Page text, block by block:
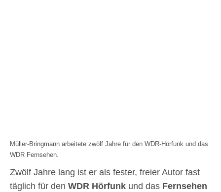
Müller-Bringmann arbeitete zwölf Jahre für den WDR-Hörfunk und das
WDR Fernsehen.
Zwölf Jahre lang ist er als fester, freier Autor fast
täglich für den WDR Hörfunk und das Fernsehen